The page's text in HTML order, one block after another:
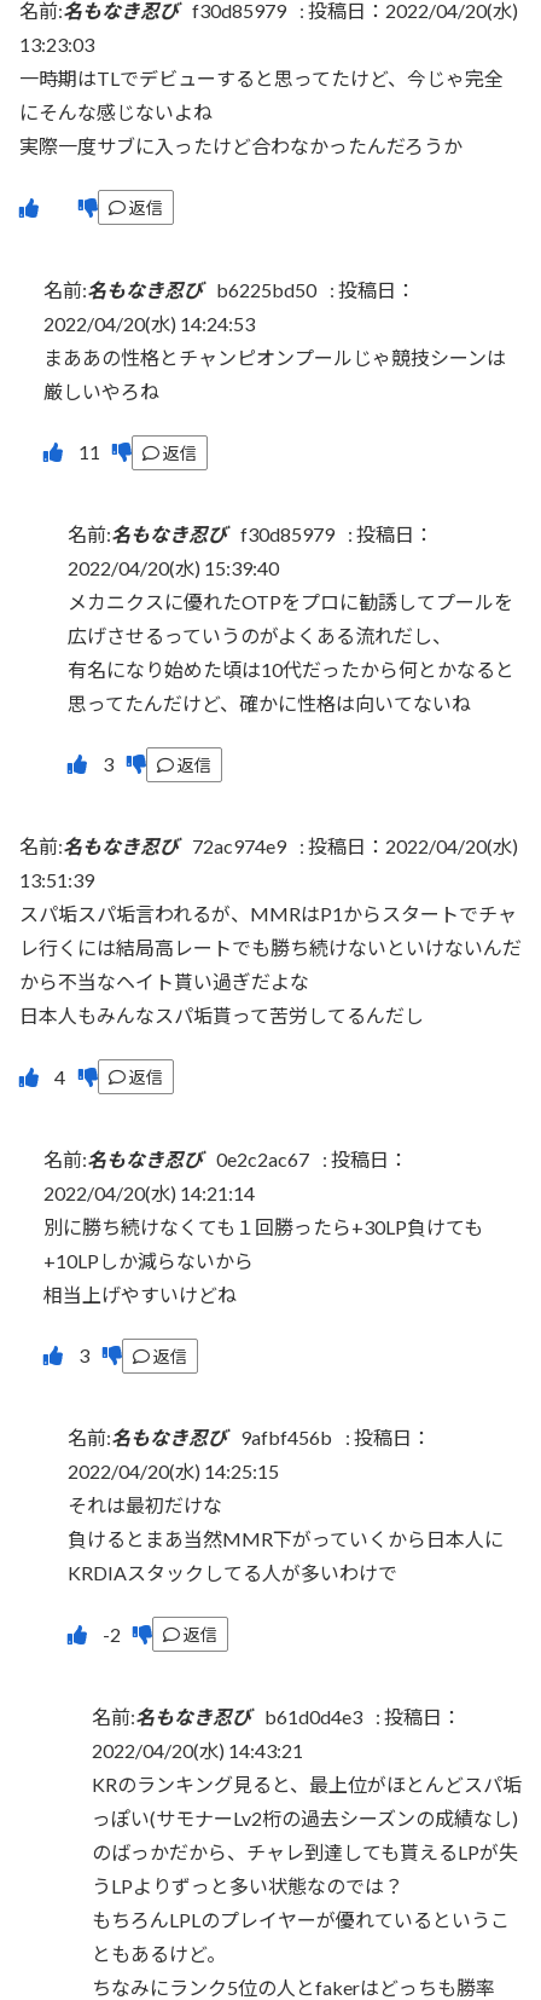
名前:名もなき忍び f30d85979 : 投稿日：2022/04/20(水)
13:23:03
一時期はTLでデビューすると思ってたけど、今じゃ完全
にそんな感じないよね
実際一度サブに入ったけど合わなかったんだろうか
返信
名前:名もなき忍び b6225bd50 : 投稿日：
2022/04/20(水) 14:24:53
まああの性格とチャンピオンプールじゃ競技シーンは
厳しいやろね
返信
名前:名もなき忍び f30d85979 : 投稿日：
2022/04/20(水) 15:39:40
メカニクスに優れたOTPをプロに勧誘してプールを
広げさせるっていうのがよくある流れだし、
有名になり始めた頃は10代だったから何とかなると
思ってたんだけど、確かに性格は向いてないね
返信
名前:名もなき忍び 72ac974e9 : 投稿日：2022/04/20(水)
13:51:39
スパ垢スパ垢言われるが、MMRはP1からスタートでチャ
レ行くには結局高レートでも勝ち続けないといけないんだ
から不当なヘイト貰い過ぎだよな
日本人もみんなスパ垢貰って苦労してるんだし
返信
名前:名もなき忍び 0e2c2ac67 : 投稿日：
2022/04/20(水) 14:21:14
別に勝ち続けなくても１回勝ったら+30LP負けても
+10LPしか減らないから
相当上げやすいけどね
返信
名前:名もなき忍び 9afbf456b : 投稿日：
2022/04/20(水) 14:25:15
それは最初だけな
負けるとまあ当然MMR下がっていくから日本人に
KRDIAスタックしてる人が多いわけで
返信
名前:名もなき忍び b61d0d4e3 : 投稿日：
2022/04/20(水) 14:43:21
KRのランキング見ると、最上位がほとんどスパ垢
っぽい(サモナーLv2桁の過去シーズンの成績なし)
のばっかだから、チャレ到達しても貰えるLPが失
うLPよりずっと多い状態なのでは？
もちろんLPLのプレイヤーが優れているというこ
ともあるけど。
ちなみにランク5位の人とfakerはどっちも勝率